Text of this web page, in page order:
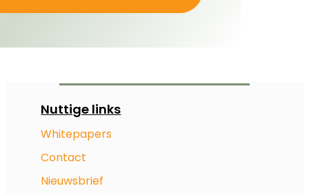
Nuttige links
Whitepapers
Contact
Nieuwsbrief